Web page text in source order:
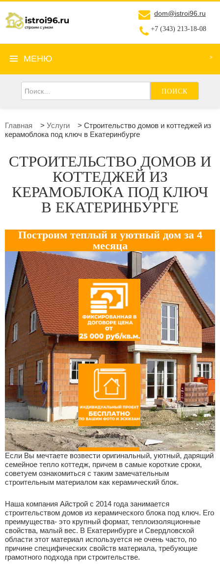
dom@istroi96.ru
+7 (343) 213-18-08
МЕНЮ
ПОИСК
Главная > Услуги > Строительство домов и коттеджей из
керамоблока под ключ в Екатеринбурге
СТРОИТЕЛЬСТВО ДОМОВ И
КОТТЕДЖЕЙ ИЗ
КЕРАМОБЛОКА ПОД КЛЮЧ
В ЕКАТЕРИНБУРГЕ
Если Вы мечтаете возвести оригинальный, уютный, дарящий
семейное тепло коттедж, причем в самые короткие сроки,
советуем ознакомиться с таким замечательным
строительным материалом как керамический блок.
Наша компания Айстрой с 2014 года занимается
строительством домов из керамического блока под ключ. Его
преимущества- это крупный формат, теплоизоляционные
свойства, малый вес. В Екатеринбурге и Свердловской
области этот материал используется не очень часто, по
причине специфических свойств материала, требующие
грамотного подхода при строительстве.